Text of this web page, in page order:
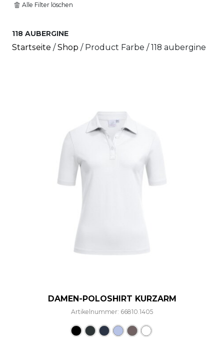
Alle Filter löschen
118 AUBERGINE
Startseite /Shop / Product Farbe / 118 aubergine
DAMEN-POLOSHIRT KURZARM
Artikelnummer: 66810.1405